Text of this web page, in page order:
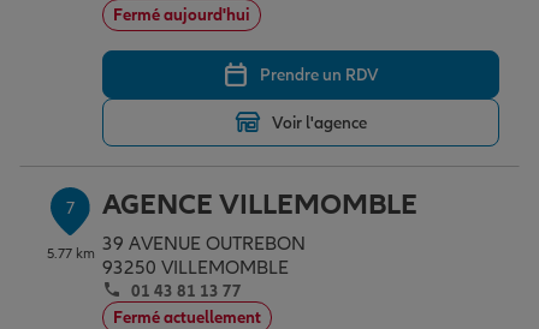
Fermé aujourd'hui
Prendre un RDV
Voir l'agence
7
5.77 km
AGENCE VILLEMOMBLE
39 AVENUE OUTREBON
93250 VILLEMOMBLE
01 43 81 13 77
Fermé actuellement